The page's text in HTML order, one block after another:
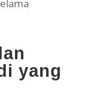
yang